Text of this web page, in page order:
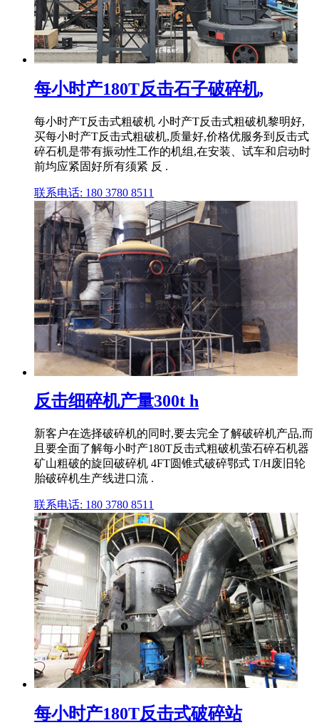
每小时产180T反击石子破碎机,
每小时产T反击式粗破机 小时产T反击式粗破机黎明好,
买每小时产T反击式粗破机,质量好,价格优服务到反击式
碎石机是带有振动性工作的机组,在安装、试车和启动时
前均应紧固好所有须紧 反 .
联系电话: 180 3780 8511
反击细碎机产量300t h
新客户在选择破碎机的同时,要去完全了解破碎机产品,而
且要全面了解每小时产180T反击式粗破机萤石碎石机器
矿山粗破的旋回破碎机 4FT圆锥式破碎鄂式 T/H废旧轮
胎破碎机生产线进口流 .
联系电话: 180 3780 8511
每小时产180T反击式破碎站